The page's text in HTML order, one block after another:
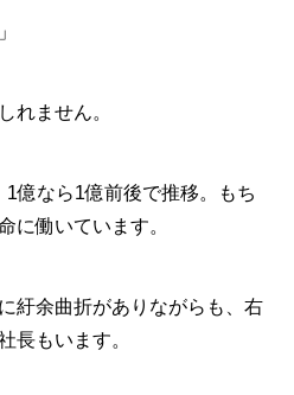
れません。
億なら1億前後で推移。もち
に働いています。
紆余曲折がありながらも、右
長もいます。